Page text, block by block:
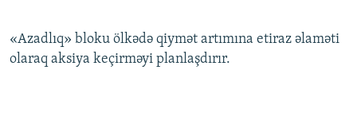
«Azadlıq» bloku ölkədə qiymət artımına etiraz əlaməti
olaraq aksiya keçirməyi planlaşdırır.